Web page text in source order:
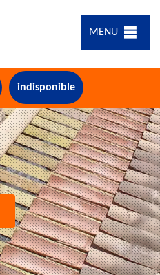
MENU
indisponible